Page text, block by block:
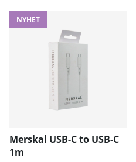
NYHET
Merskal USB-C to USB-C
1m